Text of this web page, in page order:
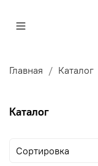
Главная Каталог
Каталог